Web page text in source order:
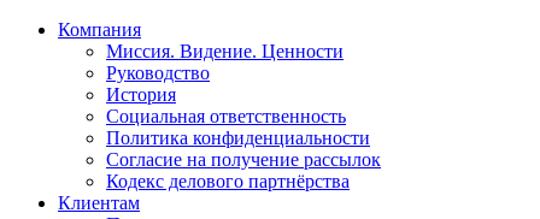
Компания
Миссия. Видение. Ценности
Руководство
История
Социальная ответственность
Политика конфиденциальности
Согласие на получение рассылок
Кодекс делового партнёрства
Клиентам